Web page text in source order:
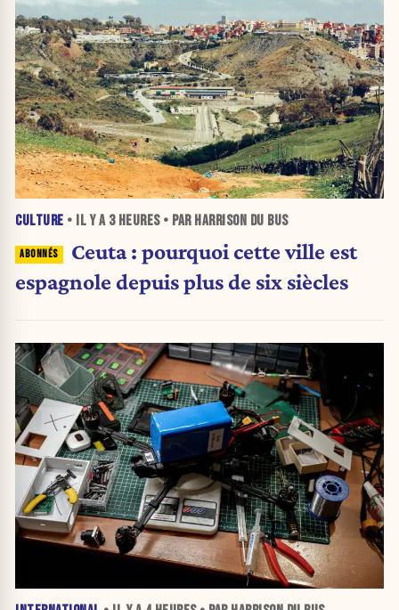
CULTURE • IL Y A 3 HEURES• PAR HARRISON DU BUS
Ceuta : pourquoi cette ville est
espagnole depuis plus de six siècles